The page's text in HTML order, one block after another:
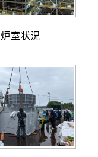
炉室状況